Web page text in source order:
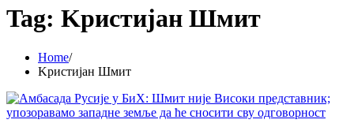
Tag: Kристијан Шмит
Home
Kристијан Шмит